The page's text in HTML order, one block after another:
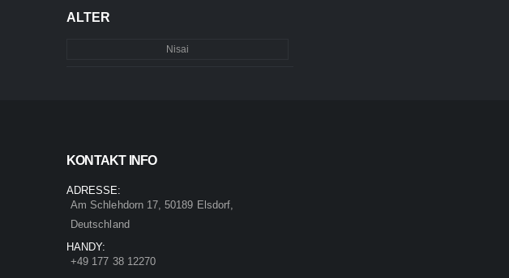
ALTER
Nisai
KONTAKT INFO
ADRESSE:
Am Schlehdorn 17, 50189 Elsdorf,
Deutschland
HANDY:
+49 177 38 12270